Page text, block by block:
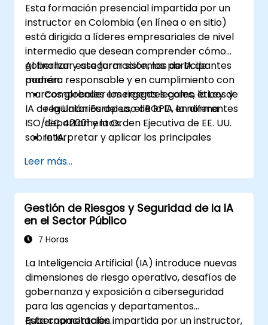
Esta formación presencial impartida por un
instructor en Colombia (en línea o en sitio)
está dirigida a líderes empresariales de nivel
intermedio que desean comprender cómo
gobernar y asegurar sistemas de IA de
manera responsable y en cumplimiento con
marcos globales emergentes como la Ley de
IA de la Unión Europea, el RGPD, la norma
ISO/IEC 42001 y la Orden Ejecutiva de EE. UU.
sobre IA.
Al finalizar esta formación, los participantes
podrán:
Comprender los riesgos legales, éticos y
regulatorios del uso de la IA en diferentes
departamentos.
Interpretar y aplicar los principales
de la UE, NIST AI RMF, ISO/IEC 42001).
Establecer políticas de seguridad,
auditoría y supervisión para la
implementación de IA en la empresa.
Desarrollar directrices de adquisición y
uso para sistemas de IA de terceros y
Leer más...
Gestión de Riesgos y Seguridad de la IA
en el Sector Público
7 Horas
La Inteligencia Artificial (IA) introduce nuevas
dimensiones de riesgo operativo, desafíos de
gobernanza y exposición a ciberseguridad
para las agencias y departamentos
gubernamentales.
Esta capacitación impartida por un instructor,